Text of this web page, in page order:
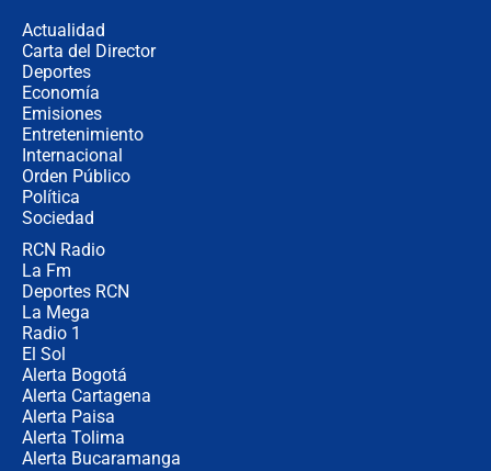
Actualidad
Carta del Director
Deportes
Economía
Emisiones
Entretenimiento
Internacional
Orden Público
Política
Sociedad
RCN Radio
La Fm
Deportes RCN
La Mega
Radio 1
El Sol
Alerta Bogotá
Alerta Cartagena
Alerta Paisa
Alerta Tolima
Alerta Bucaramanga